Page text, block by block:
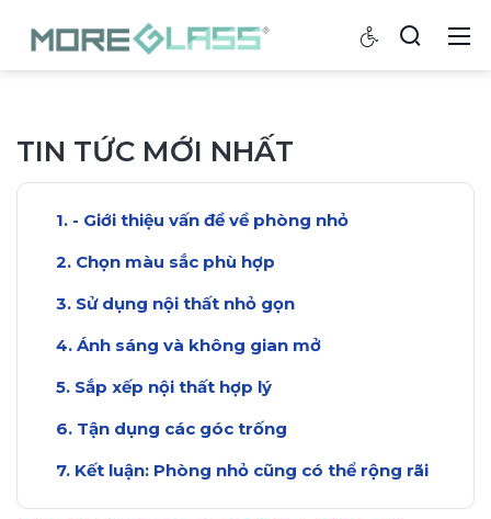
TIN TỨC MỚI NHẤT
- Giới thiệu vấn đề về phòng nhỏ
Chọn màu sắc phù hợp
Sử dụng nội thất nhỏ gọn
Ánh sáng và không gian mở
Sắp xếp nội thất hợp lý
Tận dụng các góc trống
Kết luận: Phòng nhỏ cũng có thể rộng rãi